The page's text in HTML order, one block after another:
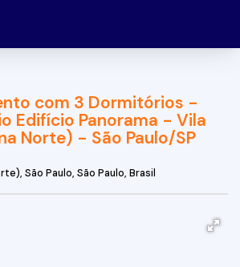
com 3 Dormitórios -
Edifício Panorama - Vila
Norte) - São Paulo/SP
, São Paulo, São Paulo, Brasil